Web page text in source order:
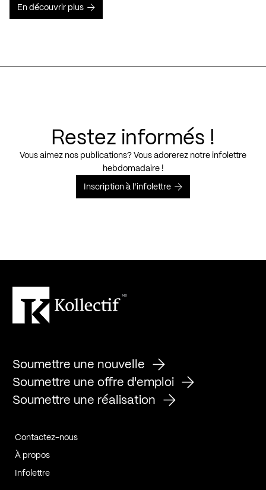
En découvrir plus
Restez informés !
Vous aimez nos publications? Vous adorerez notre infolettre
hebdomadaire !
Inscription à l’infolettre
Soumettre une nouvelle
Soumettre une offre d'emploi
Soumettre une réalisation
Contactez-nous
À propos
Infolettre